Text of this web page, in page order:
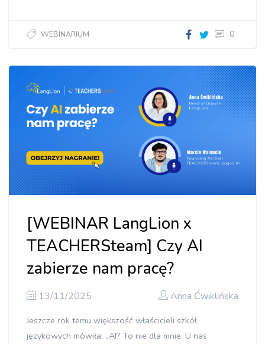
WEBINARIUM
zwiększyć
liczbę
kontynuacji
w szkole
językowej?"]
0
[WEBINAR LangLion x
TEACHERSteam] Czy AI
zabierze nam pracę?
13/11/2025 Anna Ćwiklińska
Jeszcze rok temu większość właścicieli szkół
językowych mówiła: „AI? To nie dla mnie. U nas